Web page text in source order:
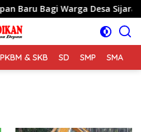
Bagi Warga Desa Sijarango
PKBM & SKB SD SMP SMA